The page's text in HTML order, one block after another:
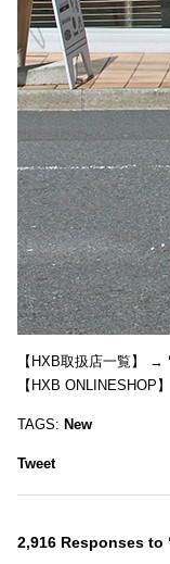
【HXB取扱店一覧】 →
【HXB ONLINESHOP
TAGS: New
Tweet
2,916 Responses to